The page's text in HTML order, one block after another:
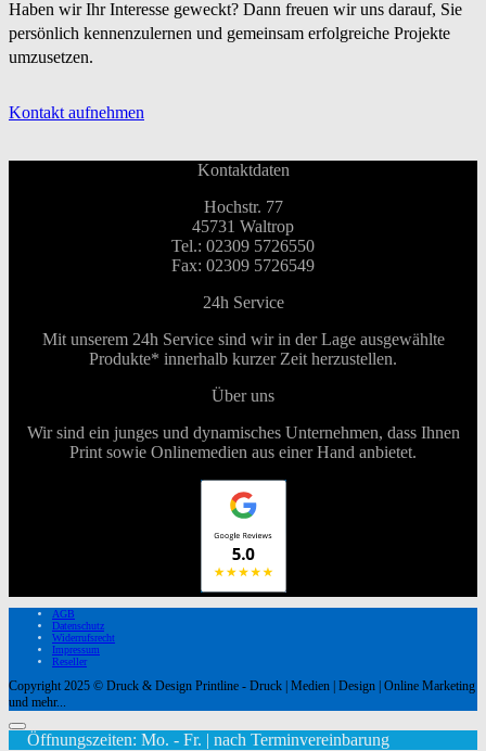
Haben wir Ihr Interesse geweckt? Dann freuen wir uns darauf, Sie
persönlich kennenzulernen und gemeinsam erfolgreiche Projekte
umzusetzen.
Kontakt aufnehmen
Kontaktdaten
Hochstr. 77
45731 Waltrop
Tel.: 02309 5726550
Fax: 02309 5726549
24h Service
Mit unserem 24h Service sind wir in der Lage ausgewählte
Produkte* innerhalb kurzer Zeit herzustellen.
Über uns
Wir sind ein junges und dynamisches Unternehmen, dass Ihnen
Print sowie Onlinemedien aus einer Hand anbietet.
AGB
Datenschutz
Widerrufsrecht
Impressum
Reseller
Copyright 2025 © Druck & Design Printline - Druck | Medien | Design | Online Marketing
und mehr...
Öffnungszeiten: Mo. - Fr. | nach Terminvereinbarung